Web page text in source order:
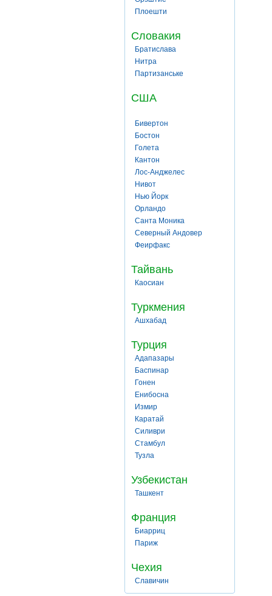
Плоешти
Словакия
Братислава
Нитра
Партизанське
США
Бивертон
Бостон
Голета
Кантон
Лос-Анджелес
Нивот
Нью Йорк
Орландо
Санта Моника
Северный Андовер
Феирфакс
Тайвань
Каосиан
Туркмения
Ашхабад
Турция
Адапазары
Баспинар
Гонен
Енибосна
Измир
Каратай
Силиври
Стамбул
Тузла
Узбекистан
Ташкент
Франция
Биарриц
Париж
Чехия
Славичин